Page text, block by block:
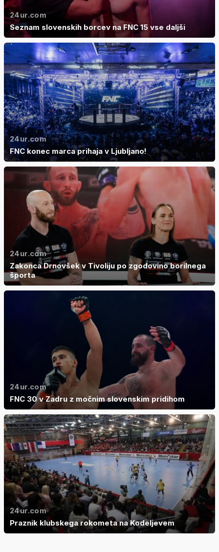
24ur.com
Seznam slovenskih borcev na FNC 15 vse daljši
24ur.com
FNC konec marca prihaja v Ljubljano!
24ur.com
Zakonca Drnovšek v Tivoliju po zgodovino borilnega
športa
24ur.com
FNC 30 v Zadru z močnim slovenskim pridihom
24ur.com
Praznik klubskega rokometa na Kodeljevem